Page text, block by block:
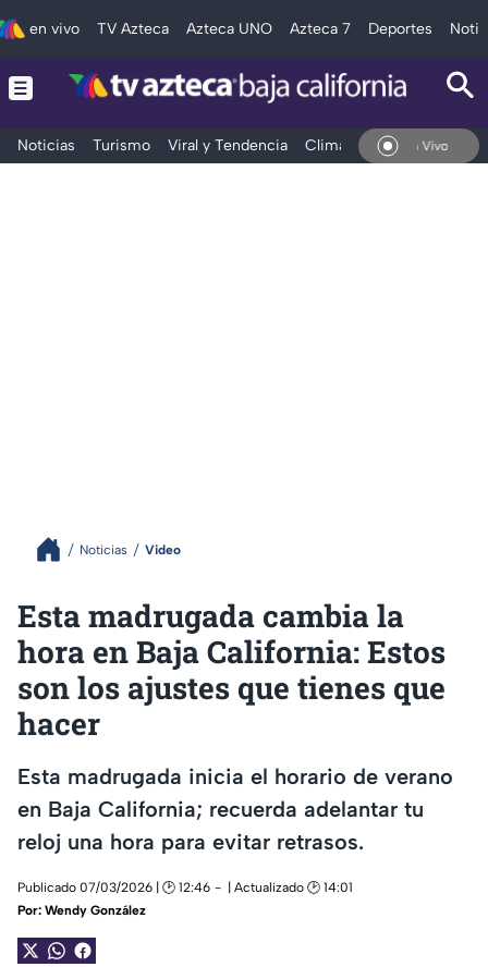
en vivo TV Azteca Azteca UNO Azteca 7 Deportes
Noticias Turismo Viral y Tendencia Clima Deportes
En Vivo
Noticias Video
Esta madrugada cambia la
hora en Baja California: Estos
son los ajustes que tienes que
hacer
Esta madrugada inicia el horario de verano
en Baja California; recuerda adelantar tu
reloj una hora para evitar retrasos.
Publicado 07/03/2026 | 🕑 12:46
| Actualizado 🕑 14:01
Por: Wendy González